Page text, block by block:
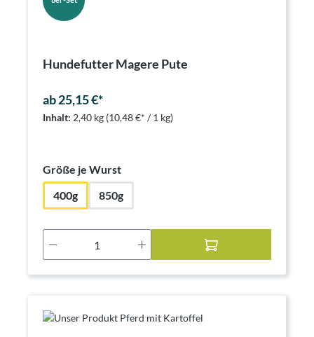
Hundefutter Magere Pute
ab 25,15 €*
Inhalt: 2,40 kg (10,48 €* / 1 kg)
Größe je Wurstauswählen
400g
850g
Produkt Anzahl: Gib den gewünschten